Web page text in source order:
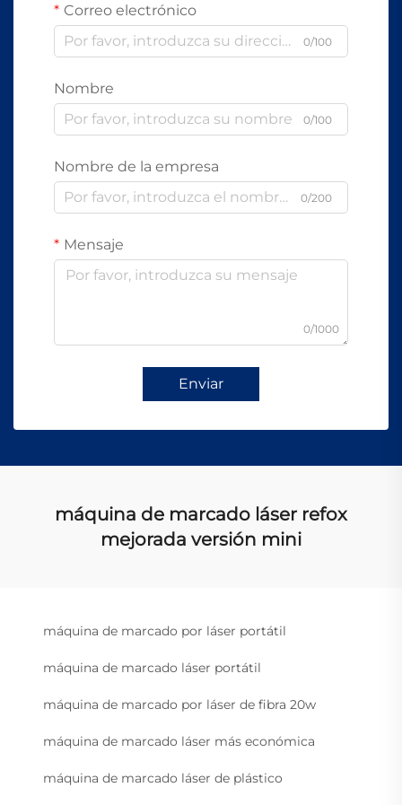
Correo electrónico
0/100
Nombre
0/100
Nombre de la empresa
0/200
Mensaje
0/1000
Enviar
máquina de marcado láser refox
mejorada versión mini
máquina de marcado por láser portátil
máquina de marcado láser portátil
máquina de marcado por láser de fibra 20w
máquina de marcado láser más económica
máquina de marcado láser de plástico